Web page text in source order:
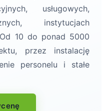
usługowych,
instytucjach
10 do ponad 5000
przez instalację
personelu i stałe